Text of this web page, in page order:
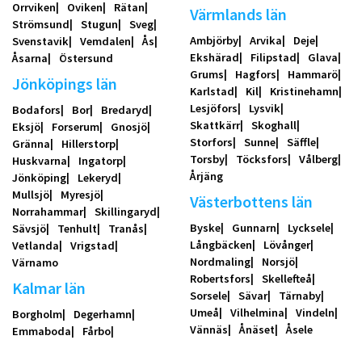
Orrviken Oviken
Rätan
Strömsund
Stugun
Sveg
Svenstavik
Vemdalen
Ås
Åsarna
Östersund
Jönköpings län
Bodafors Bor
Bredaryd
Eksjö
Forserum
Gnosjö
Gränna
Hillerstorp
Huskvarna
Ingatorp
Jönköping
Lekeryd
Mullsjö
Myresjö
Norrahammar
Skillingaryd
Sävsjö
Tenhult
Tranås
Vetlanda
Vrigstad
Värnamo
Kalmar län
Borgholm
Degerhamn
Emmaboda
Fårbo
Värmlands län
Ambjörby Arvika
Deje
Ekshärad
Filipstad
Glava
Grums
Hagfors
Hammarö
Karlstad
Kil
Kristinehamn
Lesjöfors
Lysvik
Skattkärr
Skoghall
Storfors
Sunne
Säffle
Torsby
Töcksfors
Vålberg
Årjäng
Västerbottens län
Byske Gunnarn
Lycksele
Långbäcken
Lövånger
Nordmaling
Norsjö
Robertsfors
Skellefteå
Sorsele
Sävar
Tärnaby
Umeå
Vilhelmina
Vindeln
Vännäs
Ånäset Åsele